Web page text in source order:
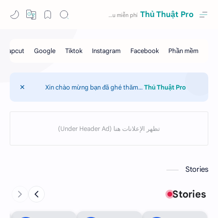
Thủ Thuật Pro
Xin chào mừng bạn đã ghé thăm...Thủ Thuật Pro
Stories
Stories